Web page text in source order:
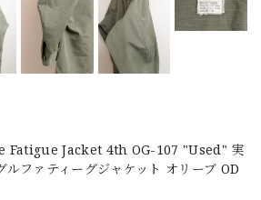
Fatigue Jacket 4th OG-107 "Used" 実
ファティーグジャケット オリーブ OD